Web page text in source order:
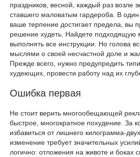
праздников, весной, каждый раз возле
ставшего маловатым гардероба. В
ваше терпение достигает предела, вы
решение худеть. Найдете подходящую
выполнять все инструкции. Но голова
мыслями о своей несчастной доле и
Прежде всего, нужно предупредить
худеющих, провести работу над их
Ошибка первая
Не стоит верить многообещающей
быстрое, многократное похудение. За
избавиться от лишнего килограмма-
изменение требует значительных
логично: отложения на животе и боках